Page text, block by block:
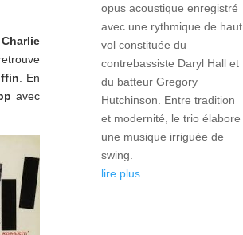
Charlie
. En
avec
opus acoustique enregistré
avec une rythmique de haut
vol constituée du
contrebassiste Daryl Hall et
du batteur Gregory
Hutchinson. Entre tradition
et modernité, le trio élabore
une musique irriguée de
swing.
lire plus